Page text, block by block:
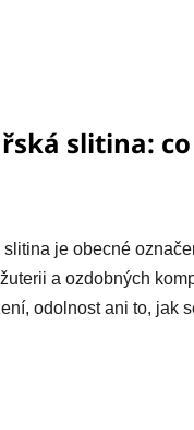
slitina:
slitina je obecné
a ozdobných
odolnost ani to, jak